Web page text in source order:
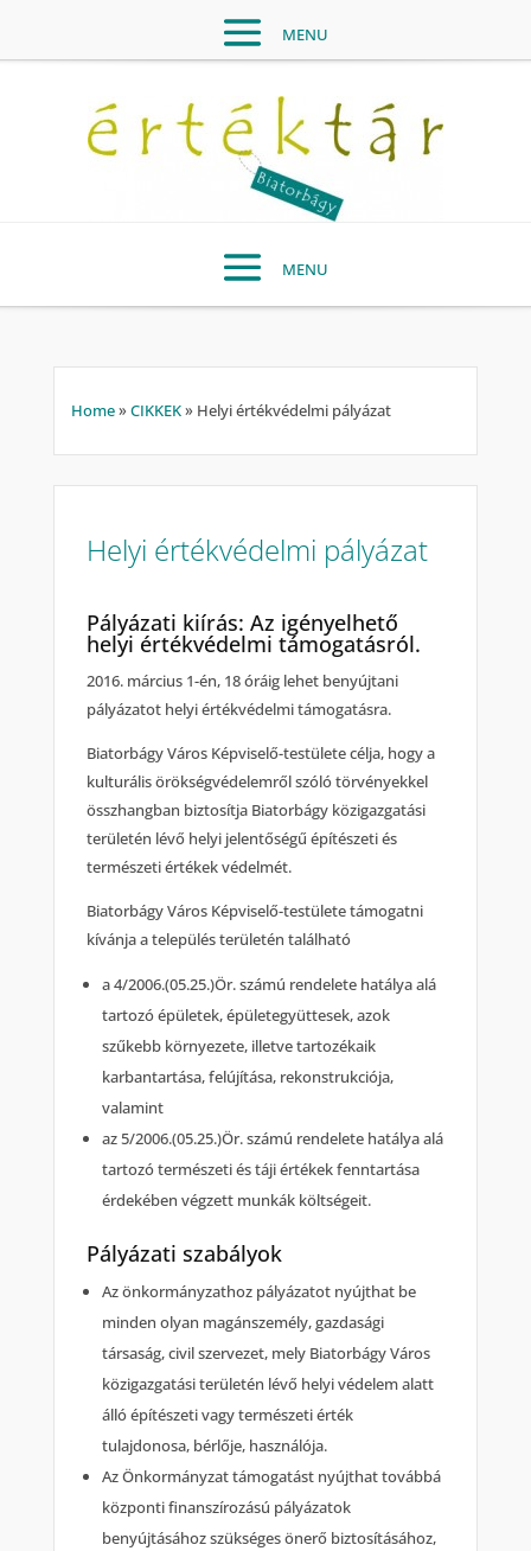
Home» CIKKEK» Helyi értékvédelmi pályázat
Helyi értékvédelmi pályázat
Pályázati kiírás: Az igényelhető
helyi értékvédelmi támogatásról.
2016. március 1-én, 18 óráig lehet benyújtani
pályázatot helyi értékvédelmi támogatásra.
Biatorbágy Város Képviselő-testülete célja, hogy a
kulturális örökségvédelemről szóló törvényekkel
összhangban biztosítja Biatorbágy közigazgatási
területén lévő helyi jelentőségű építészeti és
természeti értékek védelmét.
Biatorbágy Város Képviselő-testülete támogatni
kívánja a település területén található
a 4/2006.(05.25.)Ör. számú rendelete hatálya alá
tartozó épületek, épületegyüttesek, azok
szűkebb környezete, illetve tartozékaik
karbantartása, felújítása, rekonstrukciója,
valamint
az 5/2006.(05.25.)Ör. számú rendelete hatálya alá
tartozó természeti és táji értékek fenntartása
érdekében végzett munkák költségeit.
Pályázati szabályok
Az önkormányzathoz pályázatot nyújthat be
minden olyan magánszemély, gazdasági
társaság, civil szervezet, mely Biatorbágy Város
közigazgatási területén lévő helyi védelem alatt
álló építészeti vagy természeti érték
tulajdonosa, bérlője, használója.
Az Önkormányzat támogatást nyújthat továbbá
központi finanszírozású pályázatok
benyújtásához szükséges önerő biztosításához,